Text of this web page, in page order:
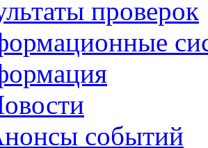
проверок
событий